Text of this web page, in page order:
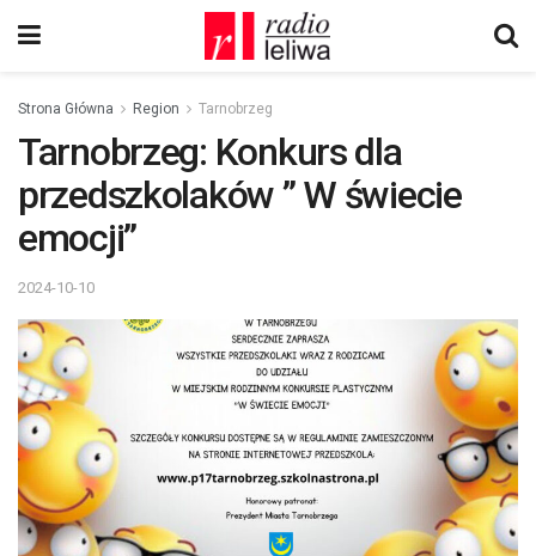
Strona Główna Region Tarnobrzeg
Tarnobrzeg: Konkurs dla
przedszkolaków ” W świecie
emocji”
2024-10-10